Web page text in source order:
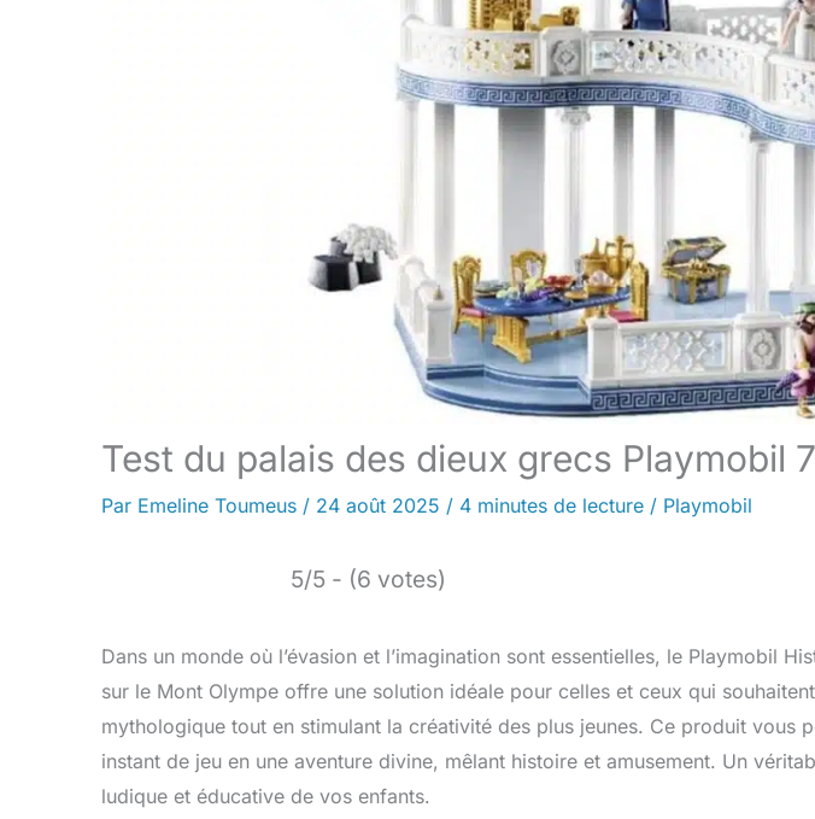
Test du palais des dieux grecs Playmobil
Par Emeline Toumeus / 24 août 2025 / 4 minutes de lecture / Playmobil
5/5 - (6 votes)
Dans un monde où l’évasion et l’imagination sont essentielles, le Playmobil
sur le Mont Olympe offre une solution idéale pour celles et ceux qui
mythologique tout en stimulant la créativité des plus jeunes. Ce produit vous
instant de jeu en une aventure divine, mêlant histoire et amusement. Un
ludique et éducative de vos enfants.